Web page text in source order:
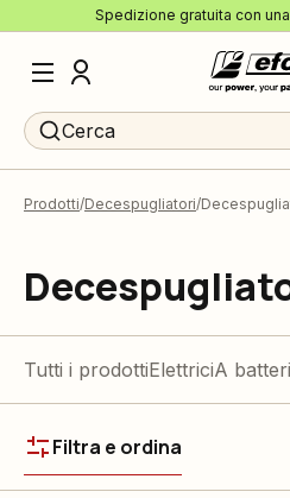
Spedizione gratuita con
Cerca
Prodotti Decespugliatori
Tutti i prodottiElettriciA
Filtra e ordina